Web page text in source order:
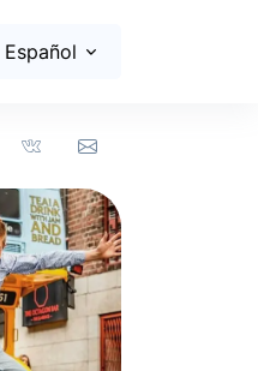
Español